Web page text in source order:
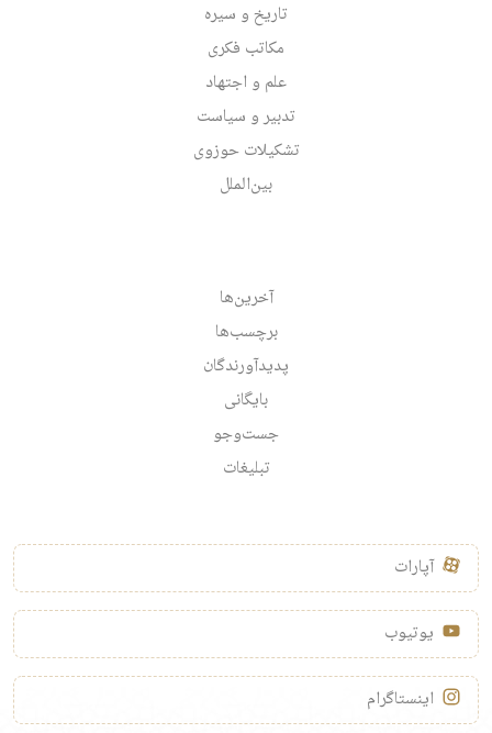
تاریخ و سیره
مکاتب فکری
علم و اجتهاد
تدبیر و سیاست
تشکیلات حوزوی
بین‌الملل
آخرین‌ها
برچسب‌ها
پدیدآورندگان
بایگانی
جست‌وجو
تبلیغات
آپارات
یوتیوب
اینستاگرام